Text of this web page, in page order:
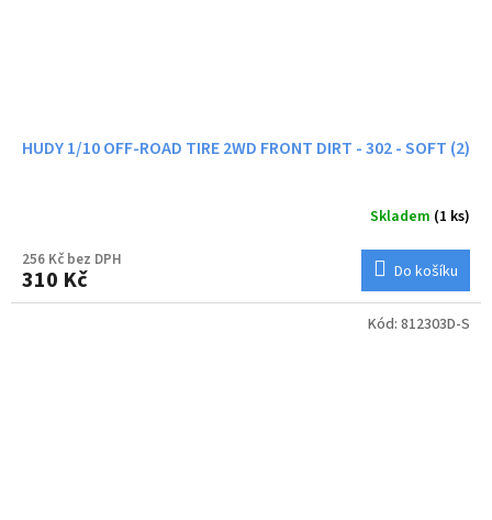
HUDY 1/10 OFF-ROAD TIRE 2WD FRONT DIRT - 302 - SOFT (2)
Skladem (1 ks)
256 Kč bez DPH
310 Kč Do košíku
Kód: 812303D-S